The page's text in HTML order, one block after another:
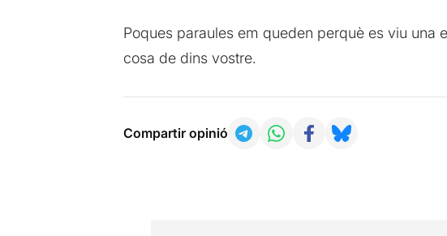
Poques paraules em queden perquè es viu
cosa de dins vostre.
Compartir opinió